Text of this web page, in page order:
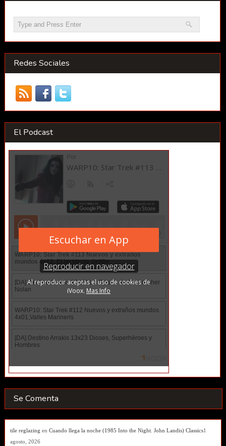
Redes Sociales
El Podcast
Se Comenta
tile reglazing en Cuando llega la noche (1985 Into the Night. John Landis) Classics1
agosto, 2026